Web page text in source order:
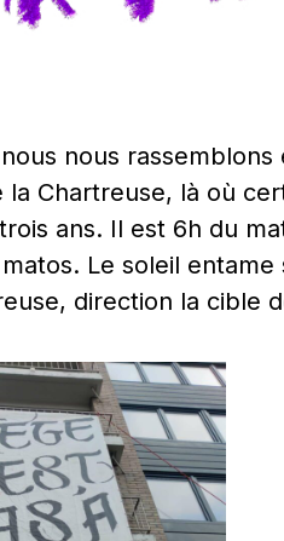
nous
Chartreuse, là où
ans. Il est 6h du
Le soleil
direction la cible